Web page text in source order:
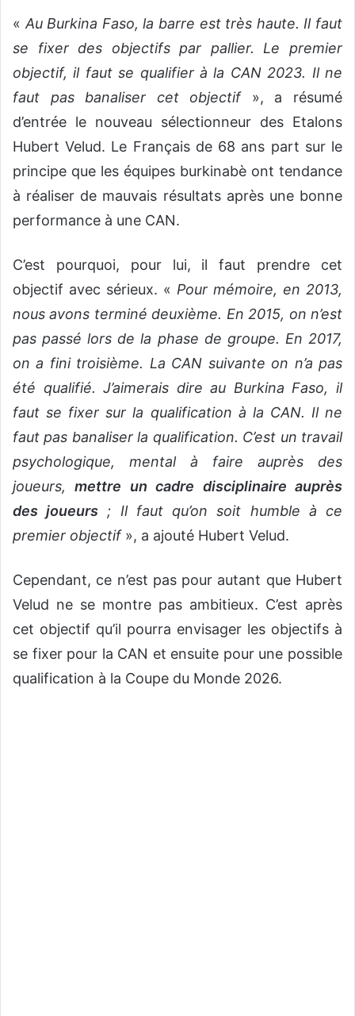
«Au Burkina Faso, la barre est très haute. Il faut
se fixer des objectifs par pallier. Le premier
objectif, il faut se qualifier à la CAN 2023. Il ne
faut pas banaliser cet objectif», a résumé
d’entrée le nouveau sélectionneur des Etalons
Hubert Velud. Le Français de 68 ans part sur le
principe que les équipes burkinabè ont tendance
à réaliser de mauvais résultats après une bonne
performance à une CAN.
C’est pourquoi, pour lui, il faut prendre cet
objectif avec sérieux. « Pour mémoire, en 2013,
nous avons terminé deuxième. En 2015, on n’est
pas passé lors de la phase de groupe. En 2017,
on a fini troisième. La CAN suivante on n’a pas
été qualifié. J’aimerais dire au Burkina Faso, il
faut se fixer sur la qualification à la CAN. Il ne
faut pas banaliser la qualification. C’est un travail
psychologique, mental à faire auprès des
joueurs,mettre un cadre disciplinaire auprès
des joueurs ; Il faut qu’on soit humble à ce
premier objectif», a ajouté Hubert Velud.
Cependant, ce n’est pas pour autant que Hubert
Velud ne se montre pas ambitieux. C’est après
cet objectif qu’il pourra envisager les objectifs à
se fixer pour la CAN et ensuite pour une possible
qualification à la Coupe du Monde 2026.